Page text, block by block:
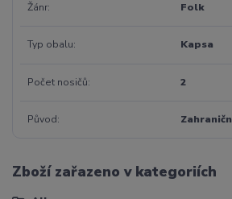
Žánr Folk
Typ obalu Kapsa
Počet nosičů 2
Původ
Zboží zařazeno v kategoriích